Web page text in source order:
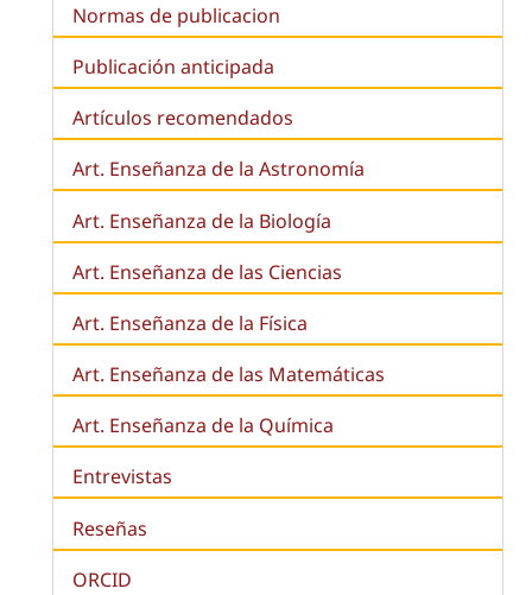
Normas de publicacion
Publicación anticipada
Artículos recomendados
Art. Enseñanza de la Astronomía
Art. Enseñanza de la Biología
Art. Enseñanza de las Ciencias
Art. Enseñanza de la Física
Art. Enseñanza de las Matemáticas
Art. Enseñanza de la Química
Entrevistas
Reseñas
ORCID